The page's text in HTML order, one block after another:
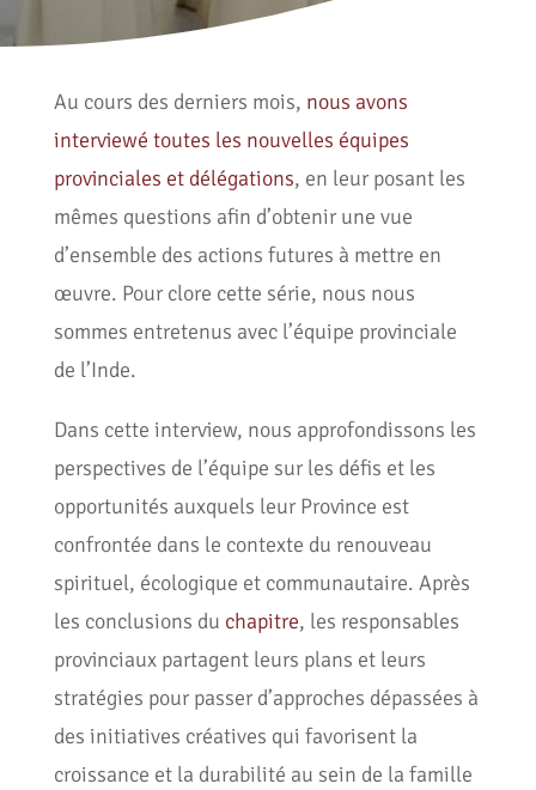
Au cours des derniers mois, nous avons
interviewé toutes les nouvelles équipes
provinciales et délégations, en leur posant les
mêmes questions afin d’obtenir une vue
d’ensemble des actions futures à mettre en
œuvre. Pour clore cette série, nous nous
sommes entretenus avec l’équipe provinciale
de l’Inde.
Dans cette interview, nous approfondissons les
perspectives de l’équipe sur les défis et les
opportunités auxquels leur Province est
confrontée dans le contexte du renouveau
spirituel, écologique et communautaire. Après
les conclusions du chapitre, les responsables
provinciaux partagent leurs plans et leurs
stratégies pour passer d’approches dépassées à
des initiatives créatives qui favorisent la
croissance et la durabilité au sein de la famille